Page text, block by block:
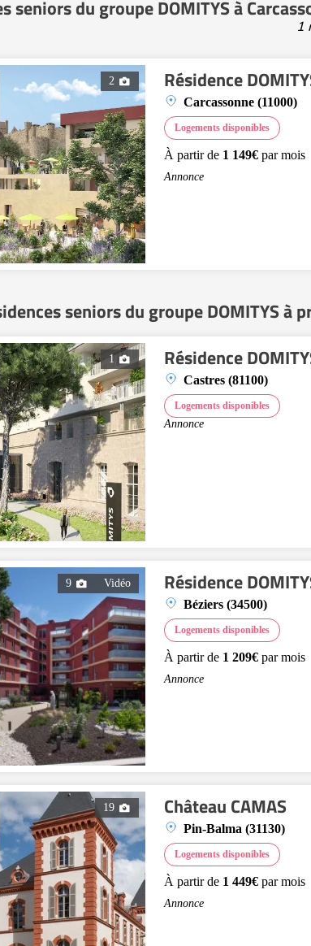
seniors du groupe DOMITYS à
1
2 Résidence
Carcassonne (11000)
Logements disponibles
À partir de 1 149€ par mois
Annonce
seniors du groupe DOMITYS à
1 Résidence
Castres (81100)
Logements disponibles
Annonce
9 Vidéo Résidence
Béziers (34500)
Logements disponibles
À partir de 1 209€ par mois
Annonce
19 Château CAMAS
Pin-Balma (31130)
Logements disponibles
À partir de 1 449€ par mois
Annonce